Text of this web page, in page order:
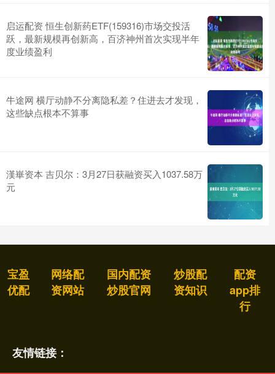
启运配资 恒生创新药ETF(159316)市场交投活
跃，最新规模再创新高，百济神州首次实现半年
度业绩盈利
牛途网 横厅动静不分离隐私差？住进去才发现，
这些缺点根本不算事
漢崋资本 吉贝尔：3月27日获融资买入1037.58万
元
宝盈
优配
网络配
资网站
国内配资
炒股官网
炒股配
资知识
配资
app排
行
友情链接：